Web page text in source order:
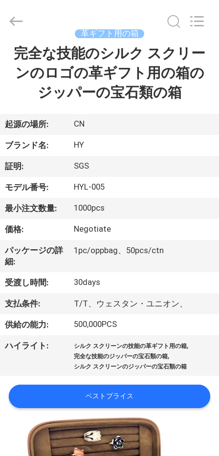
品
わ
た
し
ち
に
つ
い
て
工
ツ
ア
2026
Packaging
Co.,Ltd.
Reserved.
革ギフト用の箱
完全な技能のシルク スクリー
ンのロゴの革ギフト用の箱の
ジッパーの宝石類の箱
起源の場所: CN
ブランド名: HY
証明: SGS
モデル番号: HYL-005
最小注文数量: 1000pcs
価格: Negotiate
パッケージの詳
細:
1pc/oppbag、50pcs/ctn
受渡し時間: 30days
支払条件: T/T、ウェスタン・ユニオン、
供給の能力: 500,000PCS
ハイライト: シルク スクリーンの技能の革ギフト用の箱,
完全な技能のジッパーの宝石類の箱,
シルク スクリーンのジッパーの宝石類の箱
ベストプライス